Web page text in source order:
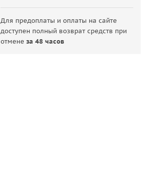
Для предоплаты и оплаты на сайте
доступен полный возврат средств при
отменеза 48 часов